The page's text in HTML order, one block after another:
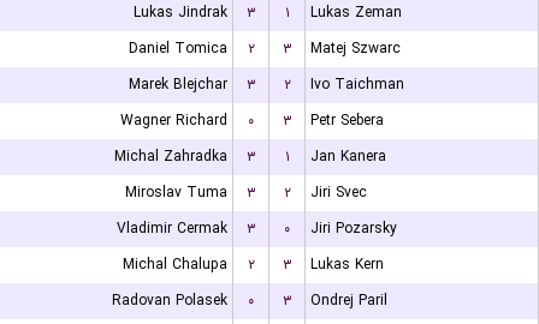
Lukas Jindrak
۳ ۱
Lukas Zeman
Daniel Tomica
۲ ۳
Matej Szwarc
Marek Blejchar
۳ ۲
Ivo Taichman
Wagner Richard
۰ ۳
Petr Sebera
Michal Zahradka
۳ ۱
Jan Kanera
Miroslav Tuma
۳ ۲
Jiri Svec
Vladimir Cermak
۳ ۰
Jiri Pozarsky
Michal Chalupa
۲ ۳
Lukas Kern
Radovan Polasek
۰ ۳
Ondrej Paril